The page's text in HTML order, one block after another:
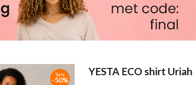
Sale
-50%
YESTA ECO shirt Uriah